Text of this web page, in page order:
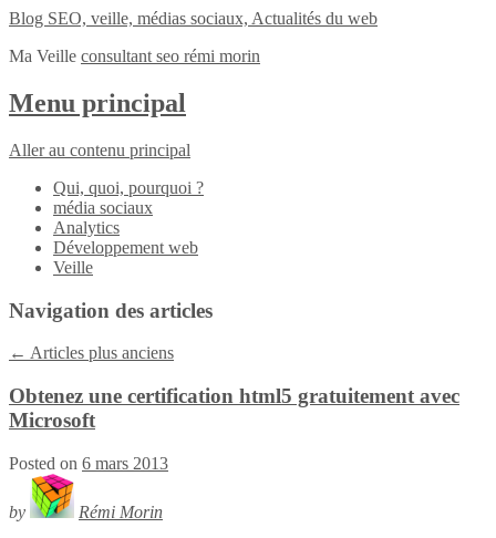
Blog SEO, veille, médias sociaux, Actualités du web
Ma Veille consultant seo rémi morin
Menu principal
Aller au contenu principal
Qui, quoi, pourquoi ?
média sociaux
Analytics
Développement web
Veille
Navigation des articles
← Articles plus anciens
Obtenez une certification html5 gratuitement avec
Microsoft
Posted on 6 mars 2013
by
Rémi Morin